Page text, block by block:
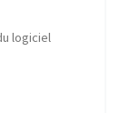
logiciel